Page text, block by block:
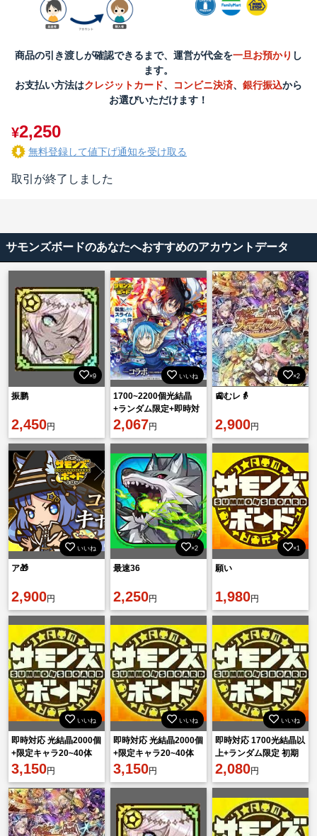
商品の引き渡しが確認できるまで、運営が代金を一旦お預かり し
ます。
お支払い方法はクレジットカード、 コンビニ決済、 銀行振込から
お選びいただけます！
¥2,250
無料登録して値下げ通知を受け取る
取引が終了しました
サモンズボードのあなたへおすすめのアカウントデータ
×9
振鹏
2,450円
いいね
1700~2200個光結晶
+ランダム限定+即時対
応リセマラ垢
IOS/Android
2,067円
×2
🚉むレ👵
2,900円
いいね
ア🎁
2,900円
×2
最速36
2,250円
×1
願い
1,980円
いいね
即時対応 光結晶2000個
+限定キャラ20~40体
（ランダム）初期！
3,150円
いいね
即時対応 光結晶2000個
+限定キャラ20~40体
（ランダム）初期！
3,150円
いいね
即時対応 1700光結晶以
上+ランダム限定 初期
アカウント
2,080円